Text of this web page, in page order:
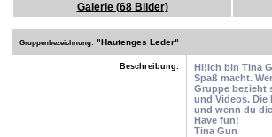
Galerie (68 Bilder)
Gruppenbezeichnung: "Hautenges Leder"
Beschreibung:
Hi!Ich bin Tina
Spaß macht.
Gruppe bezieht
und Videos. Die
und wenn du
Have fun!
Tina Gun